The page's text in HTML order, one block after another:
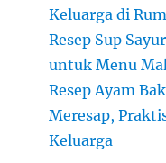
Keluarga di
Resep Sup
untuk Menu
Resep Ayam
Meresap,
Keluarga